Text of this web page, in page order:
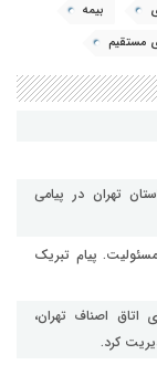
بیمه
مستقیم
تهران در پیامی
پیام تبریک
اتاق اصناف تهران،
کرد.